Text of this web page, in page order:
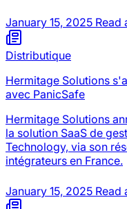
January 15, 2025 Read
Distributique
Hermitage Solutions
avec PanicSafe
Hermitage Solutions
la solution SaaS de
Technology, via son
intégrateurs en France.
January 15, 2025 Read